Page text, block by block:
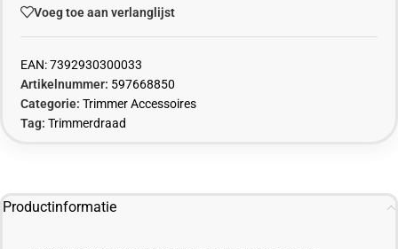
Voeg toe aan verlanglijst
EAN:7392930300033
Artikelnummer: 597668850
Categorie: Trimmer Accessoires
Tag: Trimmerdraad
Productinformatie